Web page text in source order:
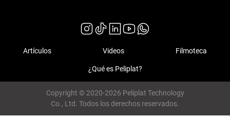
Artículos Videos Filmoteca
¿Qué es Peliplat?
Copyright © 2020-2026 Peliplat Technology
Co., Ltd. Todos los derechos reservados.